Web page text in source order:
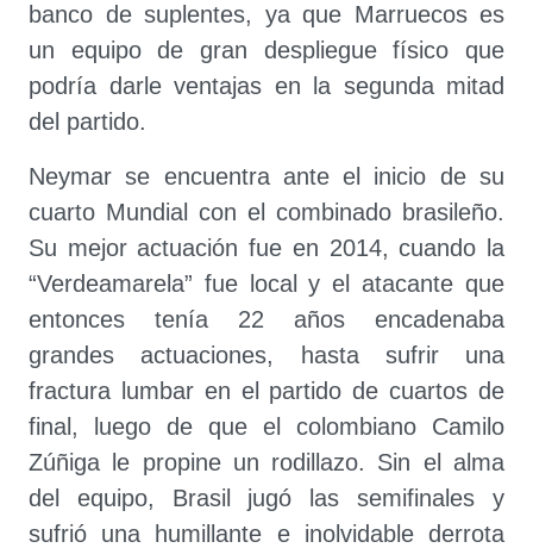
banco de suplentes, ya que Marruecos es
un equipo de gran despliegue físico que
podría darle ventajas en la segunda mitad
del partido.
Neymar se encuentra ante el inicio de su
cuarto Mundial con el combinado brasileño.
Su mejor actuación fue en 2014, cuando la
“Verdeamarela” fue local y el atacante que
entonces tenía 22 años encadenaba
grandes actuaciones, hasta sufrir una
fractura lumbar en el partido de cuartos de
final, luego de que el colombiano Camilo
Zúñiga le propine un rodillazo. Sin el alma
del equipo, Brasil jugó las semifinales y
sufrió una humillante e inolvidable derrota